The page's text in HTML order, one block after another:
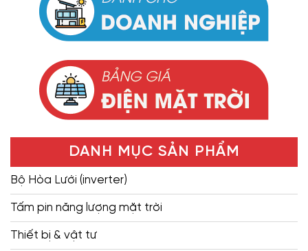
DANH MỤC SẢN PHẨM
Bộ Hòa Lưới (inverter)
Tấm pin năng lượng mặt trời
Thiết bị & vật tư